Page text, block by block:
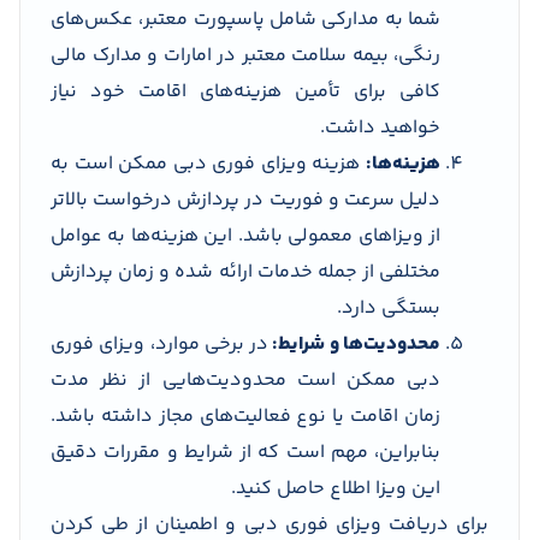
شما به مدارکی شامل پاسپورت معتبر، عکس‌های
رنگی، بیمه سلامت معتبر در امارات و مدارک مالی
کافی برای تأمین هزینه‌های اقامت خود نیاز
خواهید داشت.
هزینه‌ها: هزینه ویزای فوری دبی ممکن است به
دلیل سرعت و فوریت در پردازش درخواست بالاتر
از ویزاهای معمولی باشد. این هزینه‌ها به عوامل
مختلفی از جمله خدمات ارائه شده و زمان پردازش
بستگی دارد.
محدودیت‌ها و شرایط: در برخی موارد، ویزای فوری
دبی ممکن است محدودیت‌هایی از نظر مدت
زمان اقامت یا نوع فعالیت‌های مجاز داشته باشد.
بنابراین، مهم است که از شرایط و مقررات دقیق
این ویزا اطلاع حاصل کنید.
برای دریافت ویزای فوری دبی و اطمینان از طی کردن